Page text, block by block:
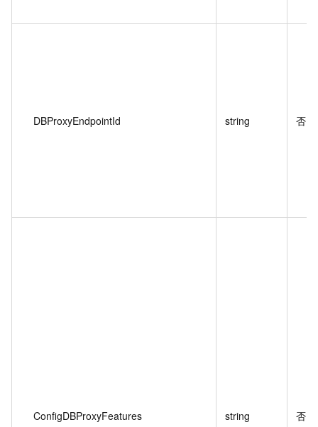
DBProxyEndpointId string 否
ConfigDBProxyFeatures string 否